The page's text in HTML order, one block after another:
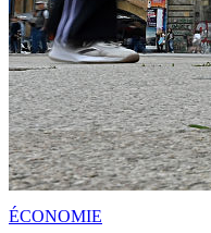
ÉCONOMIE